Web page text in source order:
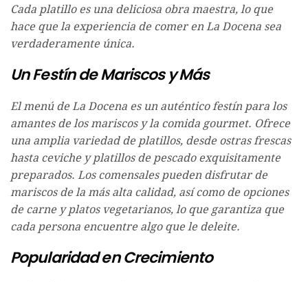
Cada platillo es una deliciosa obra maestra, lo que
hace que la experiencia de comer en La Docena sea
verdaderamente única.
Un Festín de Mariscos y Más
El menú de La Docena es un auténtico festín para los
amantes de los mariscos y la comida gourmet. Ofrece
una amplia variedad de platillos, desde ostras frescas
hasta ceviche y platillos de pescado exquisitamente
preparados. Los comensales pueden disfrutar de
mariscos de la más alta calidad, así como de opciones
de carne y platos vegetarianos, lo que garantiza que
cada persona encuentre algo que le deleite.
Popularidad en Crecimiento